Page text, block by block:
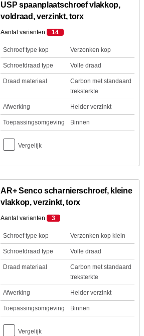
USP spaanplaatschroef vlakkop,
voldraad, verzinkt, torx
Aantal varianten 14
Schroef type kop Verzonken kop
Schroefdraad type Volle draad
Draad materiaal
Carbon met standaard
treksterkte
Afwerking Helder verzinkt
Toepassingsomgeving Binnen
Vergelijk
AR+ Senco scharnierschroef, kleine
vlakkop, verzinkt, torx
Aantal varianten 3
Schroef type kop Verzonken kop klein
Schroefdraad type Volle draad
Draad materiaal
Carbon met standaard
treksterkte
Afwerking Helder verzinkt
Toepassingsomgeving Binnen
Vergelijk